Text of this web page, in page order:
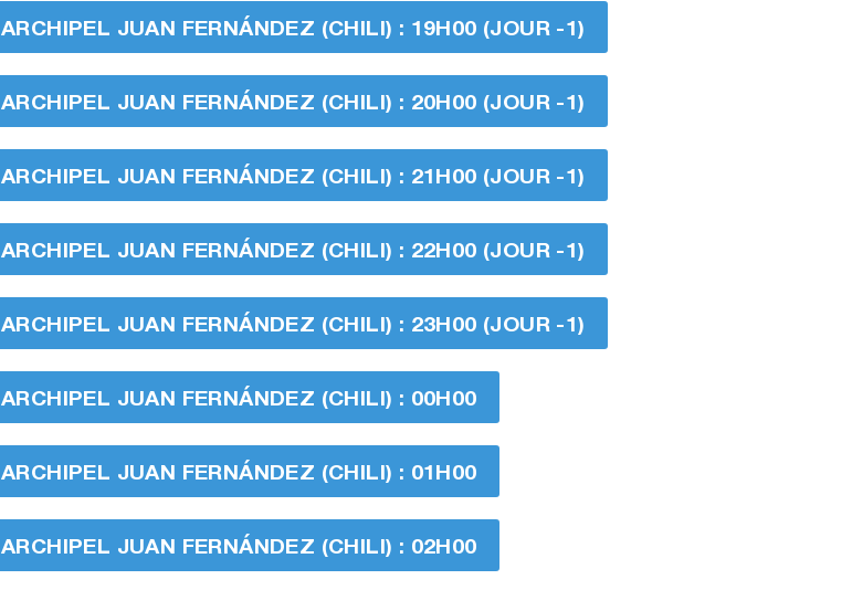
ARCHIPEL JUAN FERNÁNDEZ (CHILI) : 19H00 (JOUR -1)
ARCHIPEL JUAN FERNÁNDEZ (CHILI) : 20H00 (JOUR -1)
ARCHIPEL JUAN FERNÁNDEZ (CHILI) : 21H00 (JOUR -1)
ARCHIPEL JUAN FERNÁNDEZ (CHILI) : 22H00 (JOUR -1)
ARCHIPEL JUAN FERNÁNDEZ (CHILI) : 23H00 (JOUR -1)
ARCHIPEL JUAN FERNÁNDEZ (CHILI) : 00H00
ARCHIPEL JUAN FERNÁNDEZ (CHILI) : 01H00
ARCHIPEL JUAN FERNÁNDEZ (CHILI) : 02H00